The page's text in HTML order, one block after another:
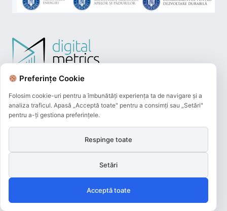
Plățile online efectuate pe acest site
sunt procesate de către Netopia Payments
și beneficiază de 3D-Secure.
Preferințe Cookie
Folosim cookie-uri pentru a îmbunătăți experiența ta de navigare și a
analiza traficul. Apasă „Acceptă toate" pentru a consimți sau „Setări"
pentru a-ți gestiona preferințele.
Respinge toate
Setări
Acceptă toate